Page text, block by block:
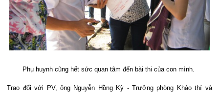
Phụ huynh cũng hết sức quan tâm đến bài thi của con mình.
Trao đổi với PV, ông Nguyễn Hồng Kỳ - Trưởng phòng Khảo thí và